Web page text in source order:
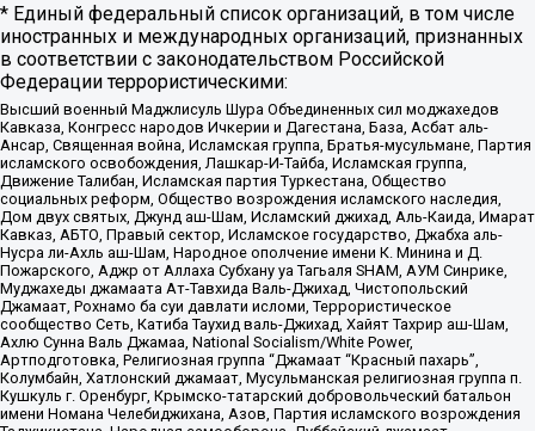
* Единый федеральный список организаций, в том числе
иностранных и международных организаций, признанных
в соответствии с законодательством Российской
Федерации террористическими:
Высший военный Маджлисуль Шура Объединенных сил моджахедов
Кавказа, Конгресс народов Ичкерии и Дагестана, База, Асбат аль-
Ансар, Священная война, Исламская группа, Братья-мусульмане, Партия
исламского освобождения, Лашкар-И-Тайба, Исламская группа,
Движение Талибан, Исламская партия Туркестана, Общество
социальных реформ, Общество возрождения исламского наследия,
Дом двух святых, Джунд аш-Шам, Исламский джихад, Аль-Каида, Имарат
Кавказ, АБТО, Правый сектор, Исламское государство, Джабха аль-
Нусра ли-Ахль аш-Шам, Народное ополчение имени К. Минина и Д.
Пожарского, Аджр от Аллаха Субхану уа Тагьаля SHAM, АУМ Синрике,
Муджахеды джамаата Ат-Тавхида Валь-Джихад, Чистопольский
Джамаат, Рохнамо ба суи давлати исломи, Террористическое
сообщество Сеть, Катиба Таухид валь-Джихад, Хайят Тахрир аш-Шам,
Ахлю Сунна Валь Джамаа, National Socialism/White Power,
Артподготовка, Религиозная группа “Джамаат “Красный пахарь”,
Колумбайн, Хатлонский джамаат, Мусульманская религиозная группа п.
Кушкуль г. Оренбург, Крымско-татарский добровольческий батальон
имени Номана Челебиджихана, Азов, Партия исламского возрождения